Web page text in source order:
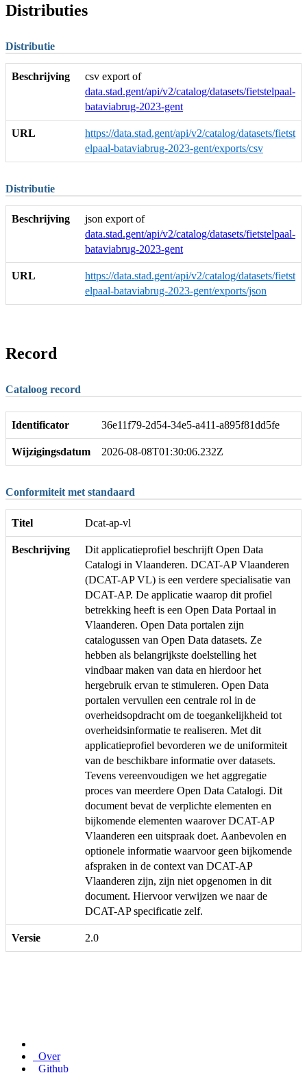
Distributies
Distributie
Beschrijving
csv export of
data.stad.gent/api/v2/catalog/datasets/fietstelpaal-
bataviabrug-2023-gent
URL
https://data.stad.gent/api/v2/catalog/datasets/fietst
elpaal-bataviabrug-2023-gent/exports/csv
Distributie
Beschrijving
json export of
data.stad.gent/api/v2/catalog/datasets/fietstelpaal-
bataviabrug-2023-gent
URL
https://data.stad.gent/api/v2/catalog/datasets/fietst
elpaal-bataviabrug-2023-gent/exports/json
Record
Cataloog record
Identificator 36e11f79-2d54-34e5-a411-a895f81dd5fe
Wijzigingsdatum 2026-08-08T01:30:06.232Z
Conformiteit met standaard
Titel Dcat-ap-vl
Beschrijving
Dit applicatieprofiel beschrijft Open Data
Catalogi in Vlaanderen. DCAT-AP Vlaanderen
(DCAT-AP VL) is een verdere specialisatie van
DCAT-AP. De applicatie waarop dit profiel
betrekking heeft is een Open Data Portaal in
Vlaanderen. Open Data portalen zijn
catalogussen van Open Data datasets. Ze
hebben als belangrijkste doelstelling het
vindbaar maken van data en hierdoor het
hergebruik ervan te stimuleren. Open Data
portalen vervullen een centrale rol in de
overheidsopdracht om de toegankelijkheid tot
overheidsinformatie te realiseren. Met dit
applicatieprofiel bevorderen we de uniformiteit
van de beschikbare informatie over datasets.
Tevens vereenvoudigen we het aggregatie
proces van meerdere Open Data Catalogi. Dit
document bevat de verplichte elementen en
bijkomende elementen waarover DCAT-AP
Vlaanderen een uitspraak doet. Aanbevolen en
optionele informatie waarvoor geen bijkomende
afspraken in de context van DCAT-AP
Vlaanderen zijn, zijn niet opgenomen in dit
document. Hiervoor verwijzen we naar de
DCAT-AP specificatie zelf.
Versie 2.0
Over
Github